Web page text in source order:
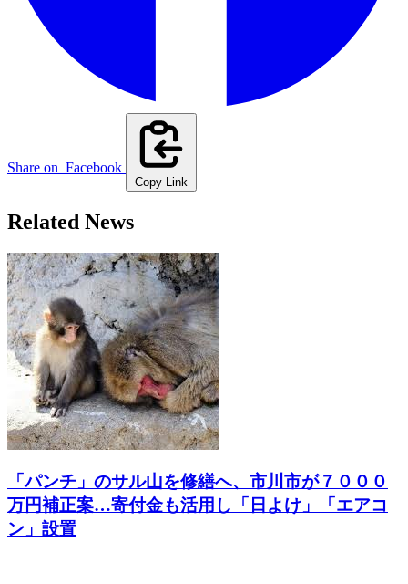
Share on Facebook
Copy Link
Related News
「パンチ」のサル山を修繕へ、市川市が７０００
万円補正案…寄付金も活用し「日よけ」「エアコ
ン」設置